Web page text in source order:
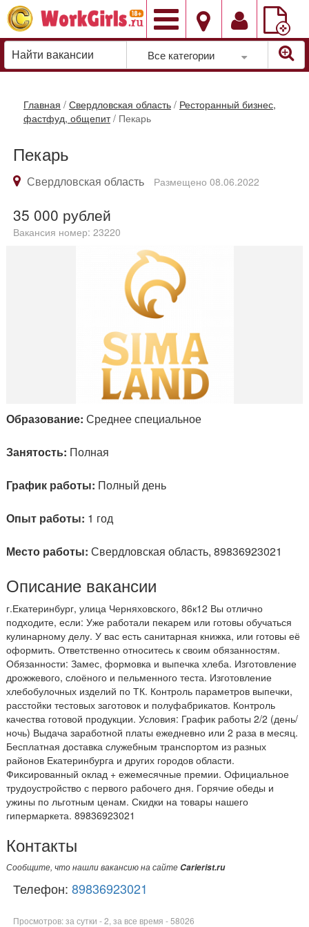
Добавить
вакансию
Все категории
Главная / Свердловская область / Ресторанный бизнес,
фастфуд, общепит / Пекарь
Пекарь
Свердловская область Размещено 08.06.2022
35 000 рублей
Вакансия номер: 23220
Образование: Среднее специальное
Занятость: Полная
График работы: Полный день
Опыт работы: 1 год
Место работы: Свердловская область, 89836923021
Описание вакансии
г.Екатеринбург, улица Черняховского, 86к12 Вы отлично
подходите, если: Уже работали пекарем или готовы обучаться
кулинарному делу. У вас есть санитарная книжка, или готовы её
оформить. Ответственно относитесь к своим обязанностям.
Обязанности: Замес, формовка и выпечка хлеба. Изготовление
дрожжевого, слоёного и пельменного теста. Изготовление
хлебобулочных изделий по ТК. Контроль параметров выпечки,
расстойки тестовых заготовок и полуфабрикатов. Контроль
качества готовой продукции. Условия: График работы 2/2 (день/
ночь) Выдача заработной платы ежедневно или 2 раза в месяц.
Бесплатная доставка служебным транспортом из разных
районов Екатеринбурга и других городов области.
Фиксированный оклад + ежемесячные премии. Официальное
трудоустройство с первого рабочего дня. Горячие обеды и
ужины по льготным ценам. Скидки на товары нашего
гипермаркета. 89836923021
Контакты
Сообщите, что нашли вакансию на сайте Carierist.ru
Телефон: 89836923021
Просмотров: за сутки - 2, за все время - 58026